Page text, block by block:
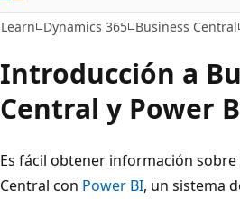
Learn Dynamics 365 Business Central
Introducción a
Central y Power
Es fácil obtener información sobre
Central con Power BI, un sistema